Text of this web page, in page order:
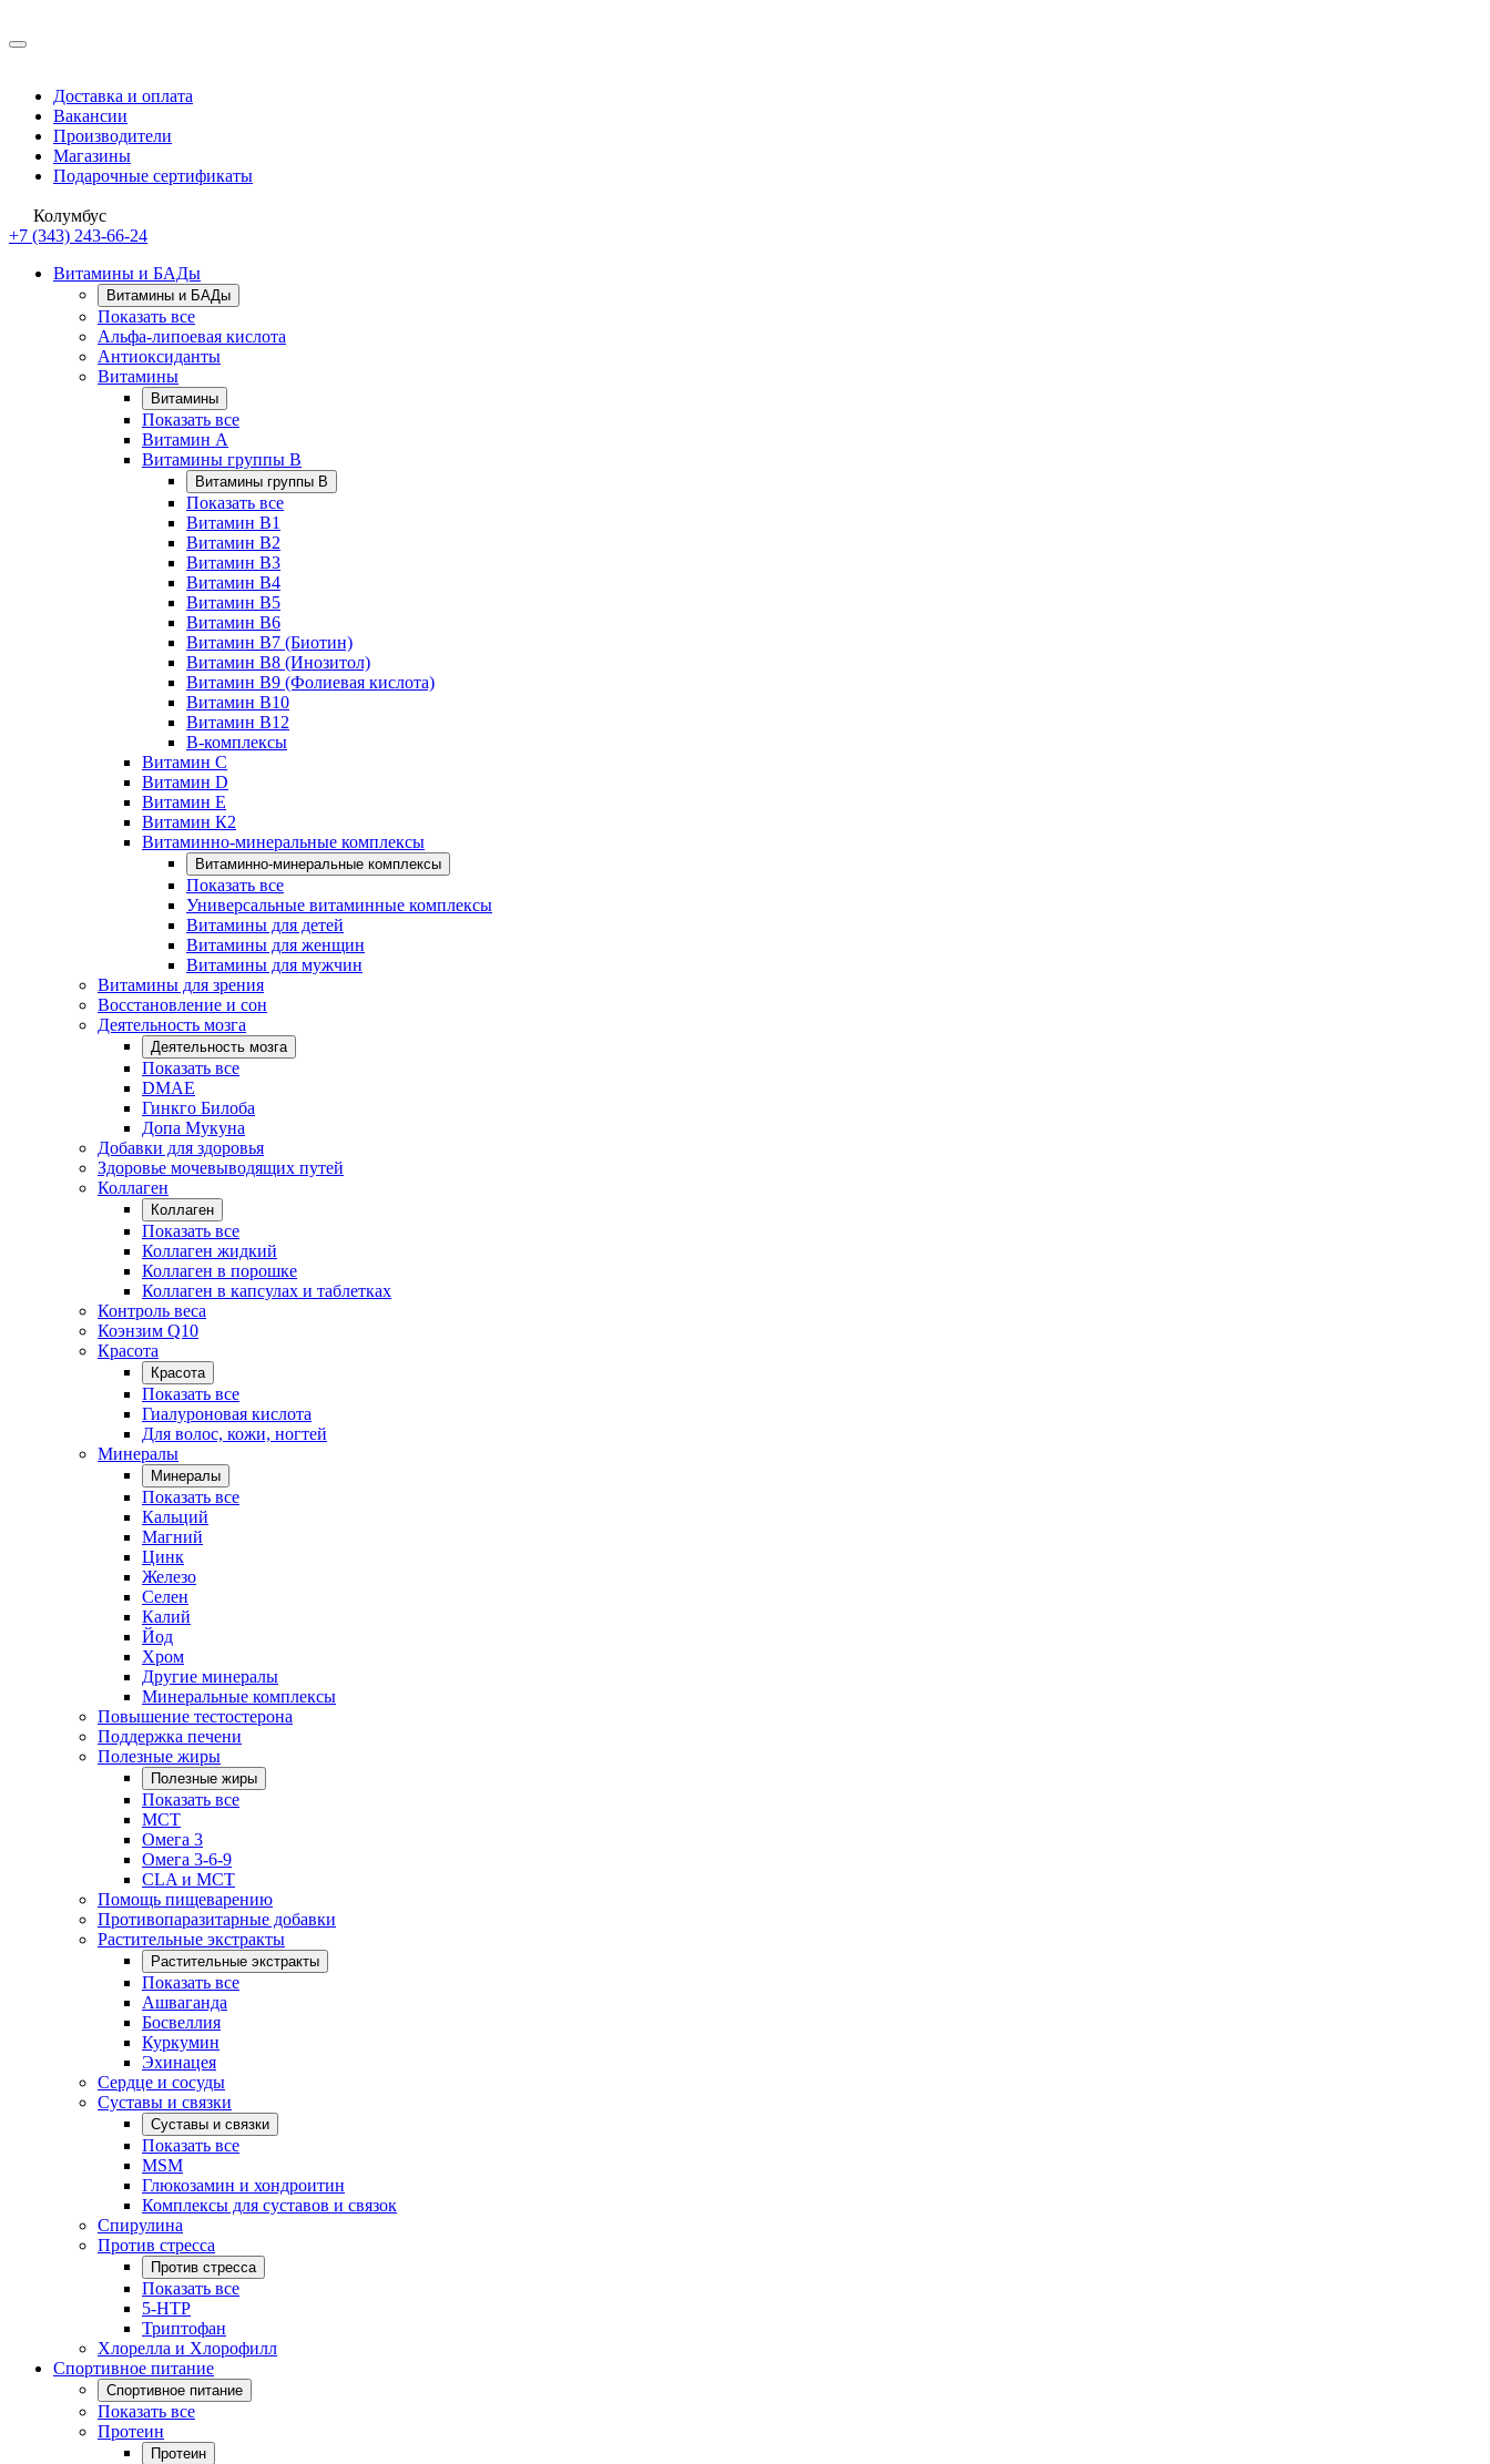
Доставка и оплата
Вакансии
Производители
Магазины
Подарочные сертификаты
Колумбус
+7 (343) 243-66-24
Витамины и БАДы
Витамины и БАДы
Показать все
Альфа-липоевая кислота
Антиоксиданты
Витамины
Витамины
Показать все
Витамин A
Витамины группы B
Витамины группы B
Показать все
Витамин B1
Витамин B2
Витамин B3
Витамин B4
Витамин B5
Витамин B6
Витамин B7 (Биотин)
Витамин B8 (Инозитол)
Витамин B9 (Фолиевая кислота)
Витамин B10
Витамин B12
B-комплексы
Витамин C
Витамин D
Витамин E
Витамин К2
Витаминно-минеральные комплексы
Витаминно-минеральные комплексы
Показать все
Универсальные витаминные комплексы
Витамины для детей
Витамины для женщин
Витамины для мужчин
Витамины для зрения
Восстановление и сон
Деятельность мозга
Деятельность мозга
Показать все
DMAE
Гинкго Билоба
Допа Мукуна
Добавки для здоровья
Здоровье мочевыводящих путей
Коллаген
Коллаген
Показать все
Коллаген жидкий
Коллаген в порошке
Коллаген в капсулах и таблетках
Контроль веса
Коэнзим Q10
Красота
Красота
Показать все
Гиалуроновая кислота
Для волос, кожи, ногтей
Минералы
Минералы
Показать все
Кальций
Магний
Цинк
Железо
Селен
Калий
Йод
Хром
Другие минералы
Минеральные комплексы
Повышение тестостерона
Поддержка печени
Полезные жиры
Полезные жиры
Показать все
MCT
Омега 3
Омега 3-6-9
CLA и MCT
Помощь пищеварению
Противопаразитарные добавки
Растительные экстракты
Растительные экстракты
Показать все
Ашваганда
Босвеллия
Куркумин
Эхинацея
Сердце и сосуды
Суставы и связки
Суставы и связки
Показать все
MSM
Глюкозамин и хондроитин
Комплексы для суставов и связок
Спирулина
Против стресса
Против стресса
Показать все
5-HTP
Триптофан
Хлорелла и Хлорофилл
Спортивное питание
Спортивное питание
Показать все
Протеин
Протеин